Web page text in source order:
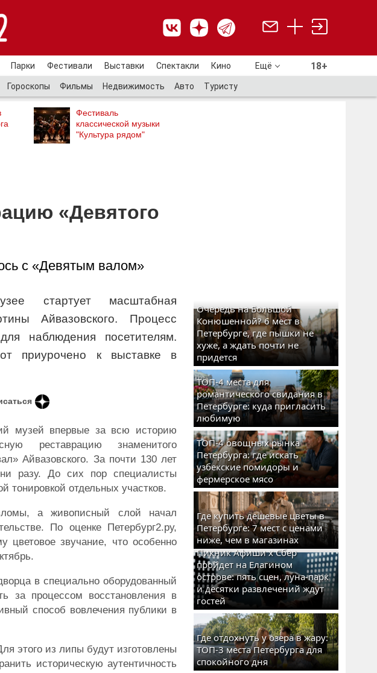
Парки Фестивали Выставки Спектакли Кино Ещё 18+
Гороскопы Фильмы Недвижимость Авто Туристу
Фестиваль
классической музыки
"Культура рядом"
«Девятого
с «Девятым валом»
стартует масштабная
Айвазовского. Процесс
наблюдения посетителям.
приурочено к выставке в
музей впервые за всю историю
реставрацию знаменитого
Айвазовского. За почти 130 лет
разу. До сих пор специалисты
тонировкой отдельных участков.
а живописный слой начал
По оценке Петербург2.ру,
цветовое звучание, что особенно
в специально оборудованный
за процессом восстановления в
способ вовлечения публики в
этого из липы будут изготовлены
историческую аутентичность
Очередь на Большой
Конюшенной? 6 мест в
Петербурге, где пышки не
хуже, а ждать почти не
придется
ТОП-4 места для
романтического свидания в
Петербурге: куда пригласить
любимую
ТОП-4 овощных рынка
Петербурга: где искать
узбекские помидоры и
фермерское мясо
Где купить дешевые цветы в
Петербурге: 7 мест с ценами
ниже, чем в магазинах
Пикник Афиши x Сбер
пройдет на Елагином
острове: пять сцен, луна-парк
и десятки развлечений ждут
гостей
Где отдохнуть у озера в жару:
ТОП-3 места Петербурга для
спокойного дня